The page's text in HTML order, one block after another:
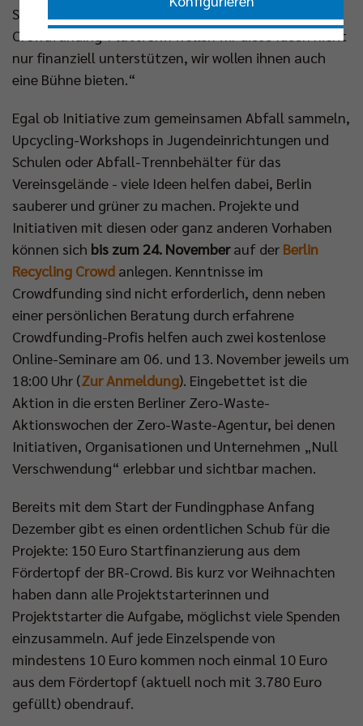
Stück näherkommen. Mit der Aktion auf unserer
Crowdfunding-Plattform wollen wir diese Ideen nicht
nur finanziell unterstützen, wir wollen ihnen auch
eine Bühne bieten.“
Egal ob Initiative zum gemeinsamen Abfall sammeln,
Upcycling-Workshops in Jugendeinrichtungen und
Schulen oder Abfall-Trennbehälter für das
Vereinsgelände - viele Ideen helfen dabei, Berlin
sauberer und grüner zu machen. Projekte und
Initiativen mit diesen oder ganz anderen Vorhaben
können sich bis zum 24. Novemberauf der Berlin
Recycling Crowd anlegen. Kenntnisse im
Crowdfunding sind nicht erforderlich, denn neben
einer persönlichen Beratung durch erfahrene
Crowdfunding-Profis helfen auch zwei kostenlose
Online-Seminare am 06. und 13. November jeweils um
18:00 Uhr (Zur Anmeldung). Eingebettet ist die
Aktion in die ersten Berliner Zero-Waste-
Aktionswochen der Zero-Waste-Agentur, bei denen
Initiativen, Organisationen und Unternehmen „Null
Verschwendung“ erlebbar und sichtbar machen.
Bereits mit dem Start der Fundingphase Anfang
Dezember gibt es einen ordentlichen Schub für die
Projekte: 150 Euro Startfinanzierung aus dem
Fördertopf der BR-Crowd. Bis kurz vor Weihnachten
haben dann alle Projektstarterinnen und
Projektstarter die Aufgabe, möglichst viele Spenden
einzusammeln. Auf jede Einzelspende von
mindestens 10 Euro kommen noch einmal 10 Euro
aus dem Fördertopf (aktuell noch mit 3.780 Euro
gefüllt) obendrauf.
Nur essenzielle Cookies akzeptieren